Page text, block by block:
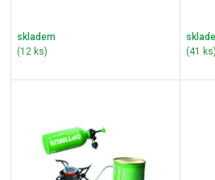
skladem
(12 ks)
(41 ks)